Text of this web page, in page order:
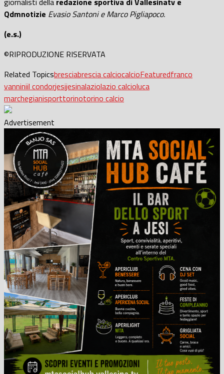
Qdmnotizie Evasio Santoni e Marco Pigliapoco.
(e.s.)
©RIPRODUZIONE RISERVATA
Related Topicsbresciabrescia calciocalcioFeaturedfranco
vanniniil condorjesijesinalaziolazio calcioluca
marchegianisporttorinotorino calcio
Advertisement